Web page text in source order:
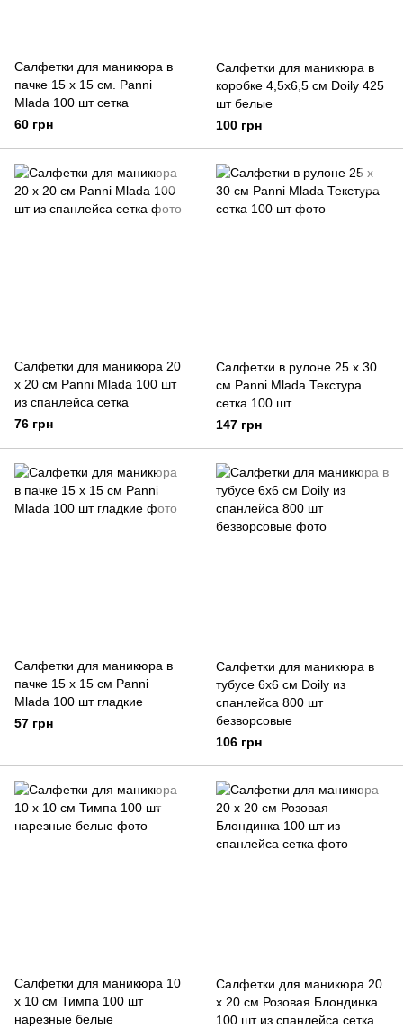
Салфетки для маникюра в
пачке 15 х 15 см. Panni
Mlada 100 шт сетка
60 грн
Салфетки для маникюра в
коробке 4,5х6,5 см Doily 425
шт белые
100 грн
Салфетки для маникюра 20
х 20 см Panni Mlada 100 шт
из спанлейса сетка
76 грн
Салфетки в рулоне 25 х 30
см Panni Mlada Текстура
сетка 100 шт
147 грн
Салфетки для маникюра в
пачке 15 х 15 см Panni
Mlada 100 шт гладкие
57 грн
Салфетки для маникюра в
тубусе 6х6 см Doily из
спанлейса 800 шт
безворсовые
106 грн
Салфетки для маникюра 10
х 10 см Тимпа 100 шт
нарезные белые
Салфетки для маникюра 20
х 20 см Розовая Блондинка
100 шт из спанлейса сетка